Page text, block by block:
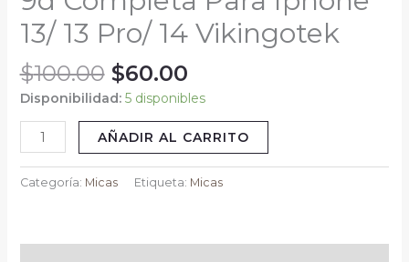
13/ 13 Pro/ 14 Vikingotek
$100.00 $60.00
Disponibilidad: 5 disponibles
Iphone
13
Pro/
14
Vikingotek
cantidad
AÑADIR AL CARRITO
Categoría: Micas Etiqueta: Micas